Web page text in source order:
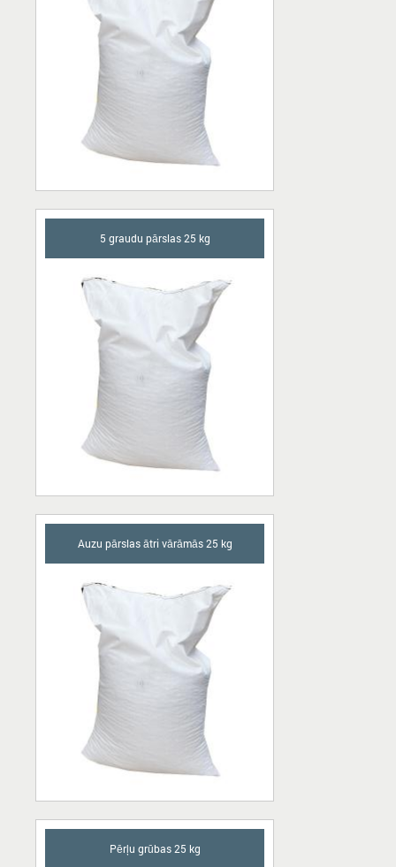
5 graudu pārslas 25 kg
Auzu pārslas ātri vārāmās 25 kg
Pērļu grūbas 25 kg